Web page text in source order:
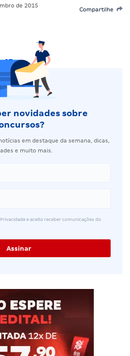
de 2015
Compartilhe
novidades sobre
em destaque da semana, dicas,
e muito mais.
e aceito receber comunicações do